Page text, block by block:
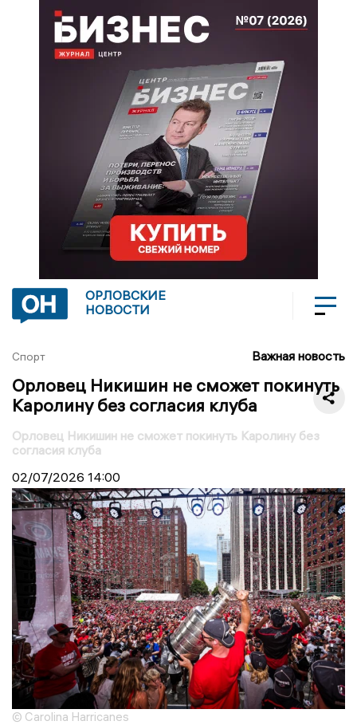
ОРЛОВСКИЕ
НОВОСТИ
Спорт Важная новость
Орловец Никишин не сможет покинуть
Каролину без согласия клуба
Орловец Никишин не сможет покинуть Каролину без
согласия клуба
02/07/2026 14:00
© Carolina Harricanes